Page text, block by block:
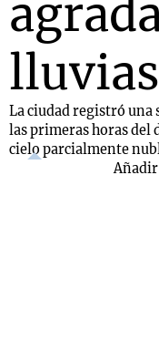
lluvias
La ciudad registró una
las primeras horas del
cielo parcialmente
Añadir